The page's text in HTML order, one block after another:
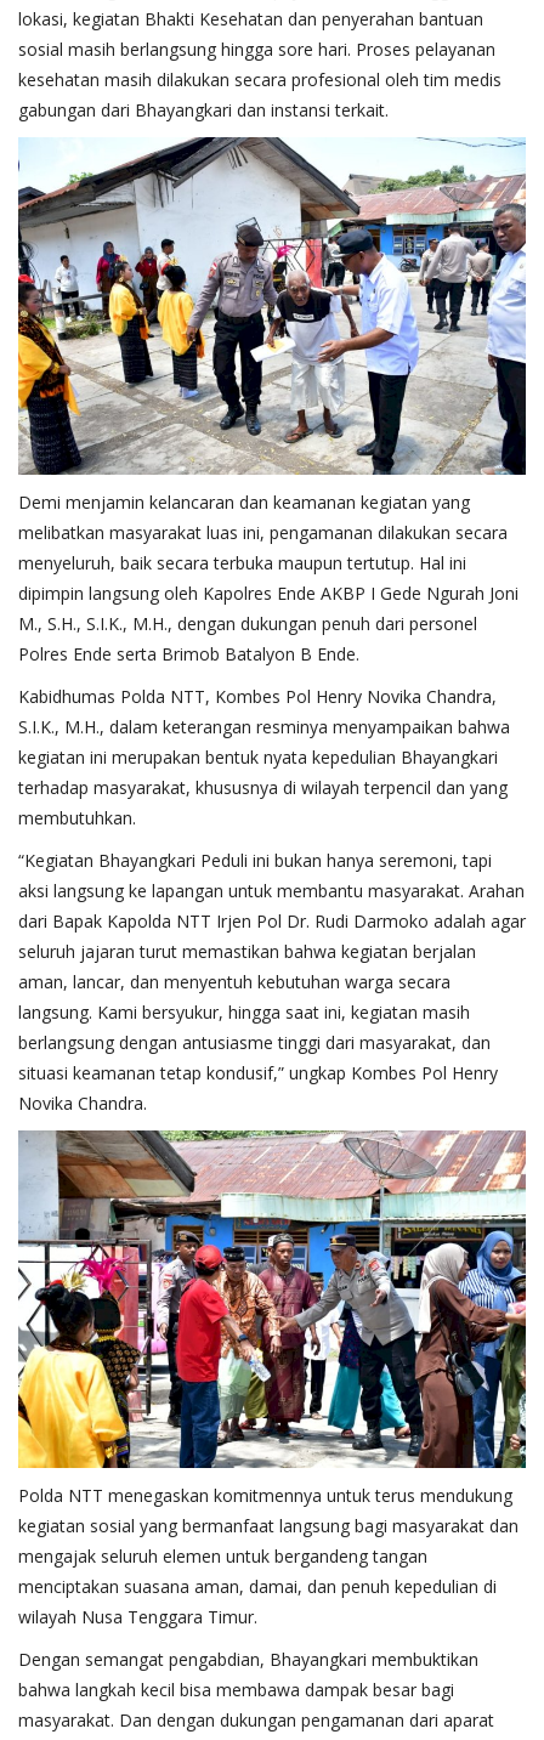
lokasi, kegiatan Bhakti Kesehatan dan penyerahan bantuan
sosial masih berlangsung hingga sore hari. Proses pelayanan
kesehatan masih dilakukan secara profesional oleh tim medis
gabungan dari Bhayangkari dan instansi terkait.
Demi menjamin kelancaran dan keamanan kegiatan yang
melibatkan masyarakat luas ini, pengamanan dilakukan secara
menyeluruh, baik secara terbuka maupun tertutup. Hal ini
dipimpin langsung oleh Kapolres Ende AKBP I Gede Ngurah Joni
M., S.H., S.I.K., M.H., dengan dukungan penuh dari personel
Polres Ende serta Brimob Batalyon B Ende.
Kabidhumas Polda NTT, Kombes Pol Henry Novika Chandra,
S.I.K., M.H., dalam keterangan resminya menyampaikan bahwa
kegiatan ini merupakan bentuk nyata kepedulian Bhayangkari
terhadap masyarakat, khususnya di wilayah terpencil dan yang
membutuhkan.
“Kegiatan Bhayangkari Peduli ini bukan hanya seremoni, tapi
aksi langsung ke lapangan untuk membantu masyarakat. Arahan
dari Bapak Kapolda NTT Irjen Pol Dr. Rudi Darmoko adalah agar
seluruh jajaran turut memastikan bahwa kegiatan berjalan
aman, lancar, dan menyentuh kebutuhan warga secara
langsung. Kami bersyukur, hingga saat ini, kegiatan masih
berlangsung dengan antusiasme tinggi dari masyarakat, dan
situasi keamanan tetap kondusif,” ungkap Kombes Pol Henry
Novika Chandra.
Polda NTT menegaskan komitmennya untuk terus mendukung
kegiatan sosial yang bermanfaat langsung bagi masyarakat dan
mengajak seluruh elemen untuk bergandeng tangan
menciptakan suasana aman, damai, dan penuh kepedulian di
wilayah Nusa Tenggara Timur.
Dengan semangat pengabdian, Bhayangkari membuktikan
bahwa langkah kecil bisa membawa dampak besar bagi
masyarakat. Dan dengan dukungan pengamanan dari aparat